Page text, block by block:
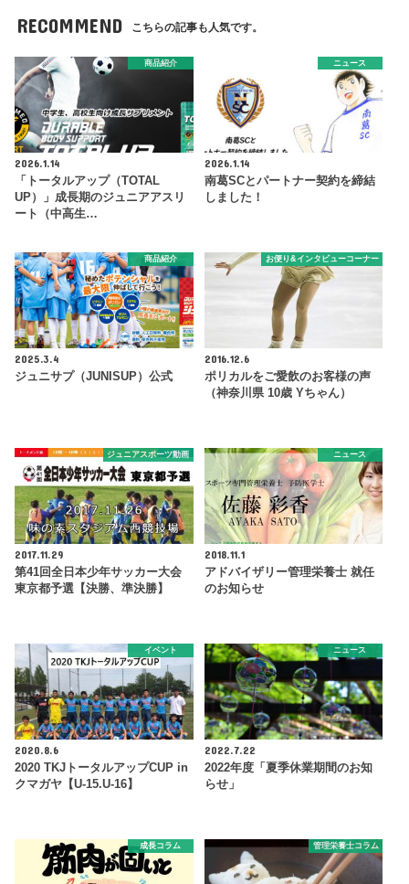
RECOMMEND こちらの記事も人気です。
商品紹介
2026.1.14
「トータルアップ（TOTAL
UP）」成長期のジュニアアスリ
ート（中高生…
ニュース
2026.1.14
南葛SCとパートナー契約を締結
しました！
商品紹介
2025.3.4
ジュニサプ（JUNISUP）公式
お便り&インタビューコーナー
2016.12.6
ポリカルをご愛飲のお客様の声
（神奈川県 10歳 Yちゃん）
ジュニアスポーツ動画
2017.11.29
第41回全日本少年サッカー大会
東京都予選【決勝、準決勝】
ニュース
2018.11.1
アドバイザリー管理栄養士 就任
のお知らせ
イベント
2020.8.6
2020 TKJトータルアップCUP in
クマガヤ【U-15.U-16】
ニュース
2022.7.22
2022年度「夏季休業期間のお知
らせ」
成長コラム 管理栄養士コラム